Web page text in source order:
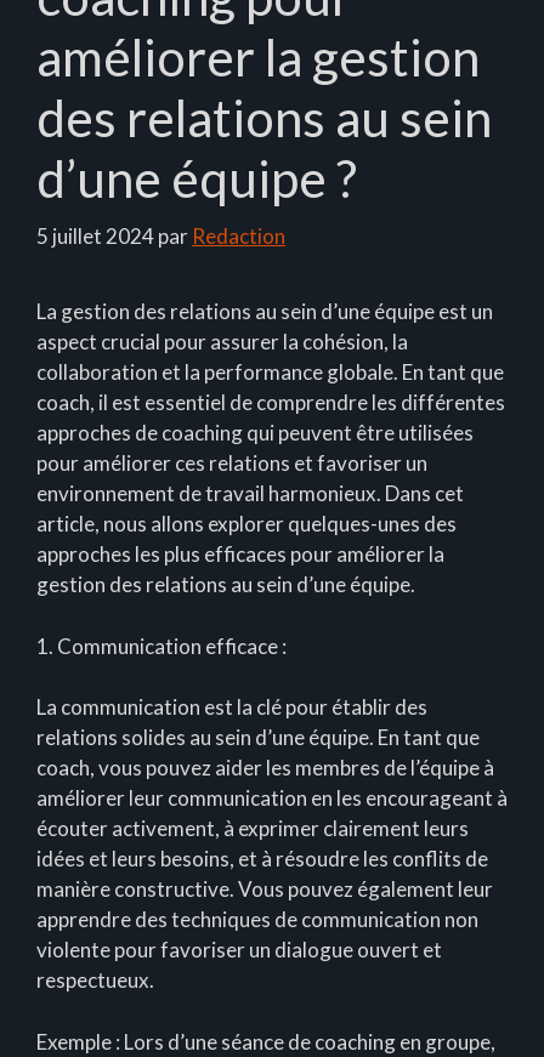
améliorer la gestion
des relations au sein
d’une équipe ?
5 juillet 2024par Redaction
La gestion des relations au sein d’une équipe est un
aspect crucial pour assurer la cohésion, la
collaboration et la performance globale. En tant que
coach, il est essentiel de comprendre les différentes
approches de coaching qui peuvent être utilisées
pour améliorer ces relations et favoriser un
environnement de travail harmonieux. Dans cet
article, nous allons explorer quelques-unes des
approches les plus efficaces pour améliorer la
gestion des relations au sein d’une équipe.
1. Communication efficace :
La communication est la clé pour établir des
relations solides au sein d’une équipe. En tant que
coach, vous pouvez aider les membres de l’équipe à
améliorer leur communication en les encourageant à
écouter activement, à exprimer clairement leurs
idées et leurs besoins, et à résoudre les conflits de
manière constructive. Vous pouvez également leur
apprendre des techniques de communication non
violente pour favoriser un dialogue ouvert et
respectueux.
Exemple : Lors d’une séance de coaching en groupe,